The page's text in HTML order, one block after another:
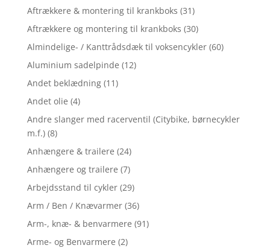
Aftrækkere & montering til krankboks (31)
Aftrækkere og montering til krankboks (30)
Almindelige- / Kanttrådsdæk til voksencykler (60)
Aluminium sadelpinde (12)
Andet beklædning (11)
Andet olie (4)
Andre slanger med racerventil (Citybike, børnecykler
m.f.) (8)
Anhængere & trailere (24)
Anhængere og trailere (7)
Arbejdsstand til cykler (29)
Arm / Ben / Knævarmer (36)
Arm-, knæ- & benvarmere (91)
Arme- og Benvarmere (2)